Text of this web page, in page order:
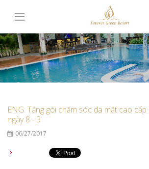
ENG: Tặng gói chăm sóc da măt cao
ngày 8 - 3
06/27/2017